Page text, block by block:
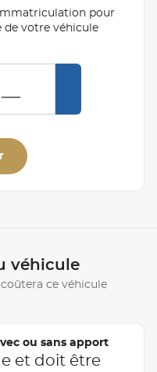
pour
de votre véhicule
véhicule
ce véhicule
ou sans apport
et doit être